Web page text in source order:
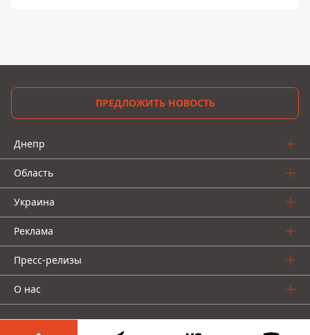
ПРЕДЛОЖИТЬ НОВОСТЬ
Днепр
Область
Украина
Реклама
Пресс-релизы
О нас